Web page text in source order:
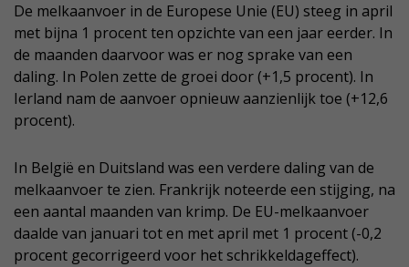
De melkaanvoer in de Europese Unie (EU) steeg in april
met bijna 1 procent ten opzichte van een jaar eerder. In
de maanden daarvoor was er nog sprake van een
daling. In Polen zette de groei door (+1,5 procent). In
Ierland nam de aanvoer opnieuw aanzienlijk toe (+12,6
procent).
In België en Duitsland was een verdere daling van de
melkaanvoer te zien. Frankrijk noteerde een stijging, na
een aantal maanden van krimp. De EU-melkaanvoer
daalde van januari tot en met april met 1 procent (-0,2
procent gecorrigeerd voor het schrikkeldageffect).